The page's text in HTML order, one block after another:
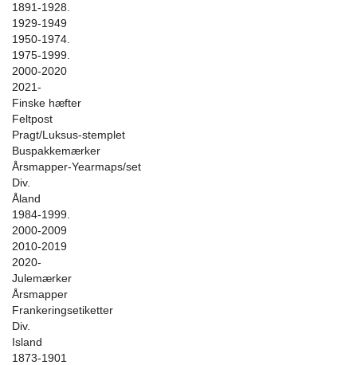
1891-1928.
1929-1949
1950-1974.
1975-1999.
2000-2020
2021-
Finske hæfter
Feltpost
Pragt/Luksus-stemplet
Buspakkemærker
Årsmapper-Yearmaps/set
Div.
Åland
1984-1999.
2000-2009
2010-2019
2020-
Julemærker
Årsmapper
Frankeringsetiketter
Div.
Island
1873-1901